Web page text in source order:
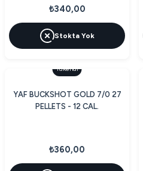
₺340,00
Stokta Yok
Tükendi
YAF BUCKSHOT GOLD 7/0 27
PELLETS - 12 CAL.
₺360,00